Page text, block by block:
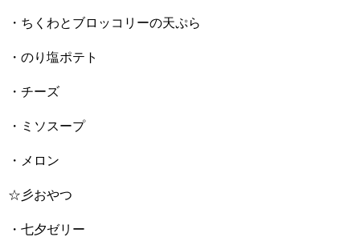
・ちくわとブロッコリーの天ぷら
・のり塩ポテト
・チーズ
・ミソスープ
・メロン
☆彡おやつ
・七夕ゼリー